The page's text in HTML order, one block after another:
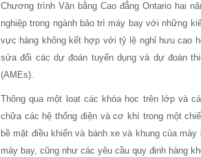
Chương trình Văn bằng Cao đẳng Ontario hai
nghiệp trong ngành bảo trì máy bay với những
vực hàng không kết hợp với tỷ lệ nghỉ hưu cao
sửa đổi các dự đoán tuyển dụng và dự đoán
(AMEs).
Thông qua một loạt các khóa học trên lớp và
chữa các hệ thống điện và cơ khí trong một
bề mặt điều khiển và bánh xe và khung của
máy bay, cũng như các yêu cầu quy định hàng